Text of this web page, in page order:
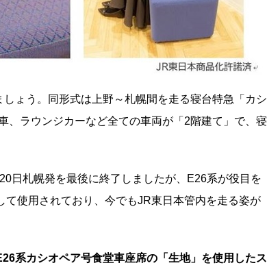
ょう。同形式は上野～札幌間を走る寝台特急「カシ
、ラウンジカーなど全ての車両が「2階建て」で、寝
日札幌発を最後に終了しましたが、E26系が役目を
使用されており、今でもJR東日本管内を走る姿が
系カシオペア号食堂車座席の「生地」を使用したス